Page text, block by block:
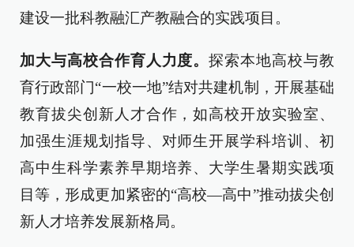
建设一批科教融汇产教融合的实践项目。
加大与高校合作育人力度。探索本地高校与教
育行政部门“一校一地”结对共建机制，开展基础
教育拔尖创新人才合作，如高校开放实验室、
加强生涯规划指导、对师生开展学科培训、初
高中生科学素养早期培养、大学生暑期实践项
目等，形成更加紧密的“高校—高中”推动拔尖创
新人才培养发展新格局。